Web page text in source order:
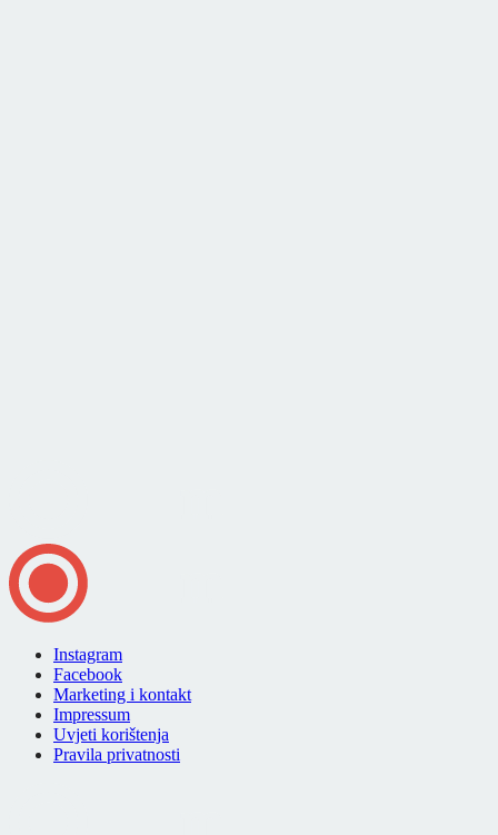
Instagram
Facebook
Marketing i kontakt
Impressum
Uvjeti korištenja
Pravila privatnosti